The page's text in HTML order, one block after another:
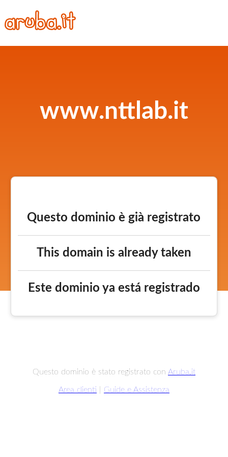
www.nttlab.it
Questo dominio è già registrato
This domain is already taken
Este dominio ya está registrado
Questo dominio è stato registrato con Aruba.it
Area clienti Guide e Assistenza